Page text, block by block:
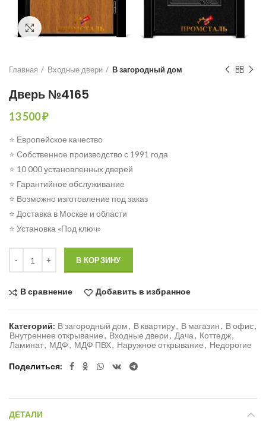
Click to enlarge
Главная Входные двери В загородный дом
Дверь №4165
13 500₽
⭐ Европейское качество
⭐ Собственное производство с 1991 года
⭐ 10 000 установленных дверей
⭐ Гарантийное обслуживание
⭐ Возможно изготовление под заказ
⭐ Доставка в Москве и области
⭐ Установка «Под ключ»
В КОРЗИНУ
В сравнение Добавить в избранное
Категорий: В загородный дом, В квартиру, В магазин, В офис,
Внутреннее открывание, Входные двери, Дача, Коттедж,
Ламинат, МДФ, МДФ ПВХ, Наружное открывание, Недорогие
Поделиться
ДЕТАЛИ